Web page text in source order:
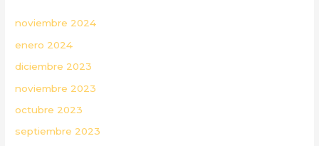
noviembre 2024
enero 2024
diciembre 2023
noviembre 2023
octubre 2023
septiembre 2023